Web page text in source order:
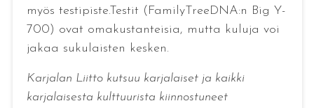
myös testipiste.Testit (FamilyTreeDNA:n Big Y-
700) ovat omakustanteisia, mutta kuluja voi
jakaa sukulaisten kesken.
Karjalan Liitto kutsuu karjalaiset ja kaikki
karjalaisesta kulttuurista kiinnostuneet